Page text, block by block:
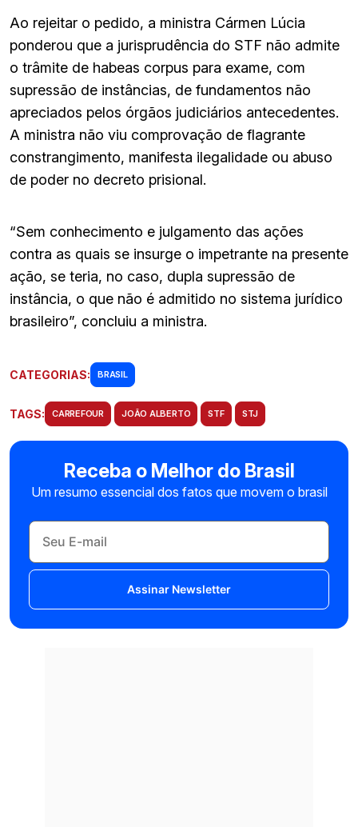
Ao rejeitar o pedido, a ministra Cármen Lúcia
ponderou que a jurisprudência do STF não admite
o trâmite de habeas corpus para exame, com
supressão de instâncias, de fundamentos não
apreciados pelos órgãos judiciários antecedentes.
A ministra não viu comprovação de flagrante
constrangimento, manifesta ilegalidade ou abuso
de poder no decreto prisional.
“Sem conhecimento e julgamento das ações
contra as quais se insurge o impetrante na presente
ação, se teria, no caso, dupla supressão de
instância, o que não é admitido no sistema jurídico
brasileiro”, concluiu a ministra.
CATEGORIAS: BRASIL
TAGS: CARREFOUR JOÃO ALBERTO STF STJ
Receba o Melhor do Brasil
Um resumo essencial dos fatos que movem o brasil
Assinar Newsletter